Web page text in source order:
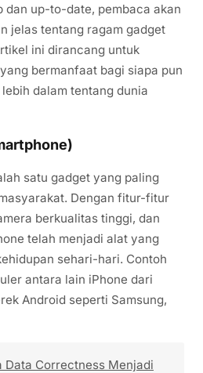
dan up-to-date, pembaca akan
jelas tentang ragam gadget
ini dirancang untuk
bermanfaat bagi siapa pun
dalam tentang dunia
satu gadget yang paling
Dengan fitur-fitur
berkualitas tinggi, dan
telah menjadi alat yang
sehari-hari. Contoh
antara lain iPhone dari
Android seperti Samsung,
Data Correctness Menjadi